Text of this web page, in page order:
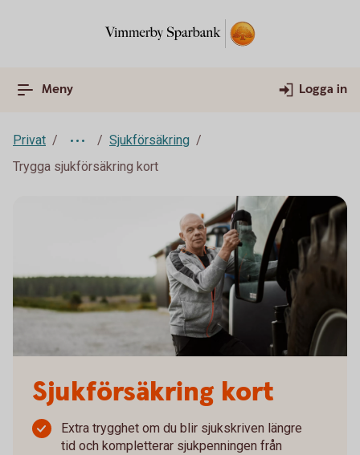
Meny Logga in
Privat
Sjukförsäkring
Trygga sjukförsäkring kort
Sjukförsäkring kort
Extra trygghet om du blir sjukskriven längre
tid och kompletterar sjukpenningen från